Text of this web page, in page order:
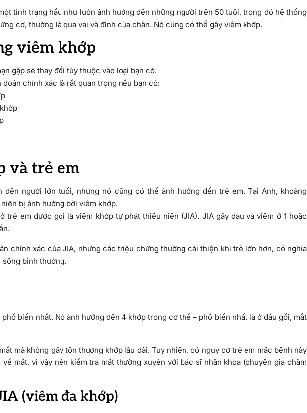
tình trạng hầu như luôn ảnh hưởng đến những người trên 50 tuổi, trong đó hệ thống
cơ, thường là qua vai và đỉnh của chân. Nó cũng có thể gây viêm khớp.
viêm khớp
gặp sẽ thay đổi tùy thuộc vào loại bạn có.
chính xác là rất quan trọng nếu bạn có:
và trẻ em
đến người lớn tuổi, nhưng nó cũng có thể ảnh hưởng đến trẻ em. Tại Anh, khoảng
bị ảnh hưởng bởi viêm khớp.
trẻ em được gọi là viêm khớp tự phát thiếu niên (JIA). JIA gây đau và viêm ở 1 hoặc
chính xác của JIA, nhưng các triệu chứng thường cải thiện khi trẻ lớn hơn, có nghĩa
bình thường.
biến nhất. Nó ảnh hưởng đến 4 khớp trong cơ thể – phổ biến nhất là ở đầu gối, mắt
mà không gây tổn thương khớp lâu dài. Tuy nhiên, có nguy cơ trẻ em mắc bệnh này
mắt, vì vậy nên kiểm tra mắt thường xuyên với bác sĩ nhãn khoa (chuyên gia chăm
(viêm đa khớp)